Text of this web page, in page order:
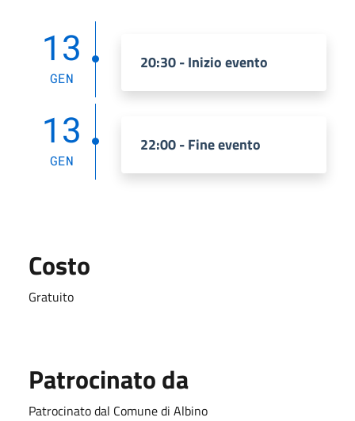
13
GEN
20:30 - Inizio evento
13
GEN
22:00 - Fine evento
Costo
Gratuito
Patrocinato da
Patrocinato dal Comune di Albino